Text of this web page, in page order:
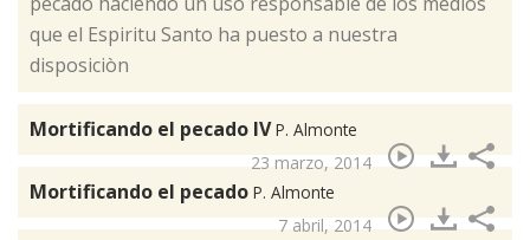
que el Espiritu Santo ha puesto a nuestra
disposiciòn
Mortificando el pecado IVP. Almonte
23 marzo, 2014
Mortificando el pecado P. Almonte
7 abril, 2014